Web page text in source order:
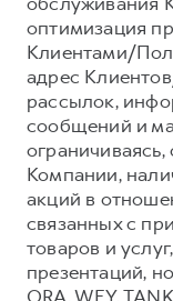
оптимизация
Клиентами/
адрес
рассылок,
сообщений и
Компании,
акций в
связанных с
товаров и
презентаций,